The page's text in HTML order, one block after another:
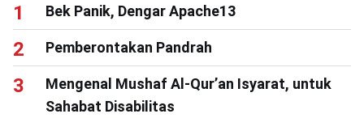
Bek Panik, Dengar Apache13
Pemberontakan Pandrah
Mengenal Mushaf Al-Qur’an Isyarat, untuk
Sahabat Disabilitas